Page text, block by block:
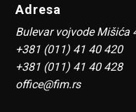
Adresa
Bulevar vojvode Mišića
+381 (011) 41 40 420
+381 (011) 41 40 428
office@fim.rs